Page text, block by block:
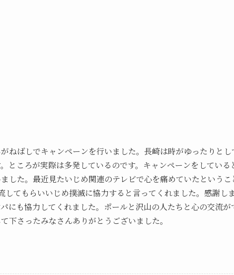
ねばしでキャンペーンを行いました。長崎は時がゆったりとし
ところが実際は多発しているのです。キャンペーンをしている
した。最近見たいじめ関連のテレビで心を痛めていたというこ
てもらいいじめ撲滅に協力すると言ってくれました。感謝し
にも協力してくれました。ポールと沢山の人たちと心の交流が
下さったみなさんありがとうございました。